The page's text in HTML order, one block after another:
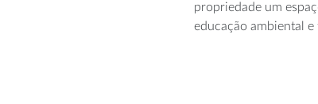
propriedade um
educação ambiental e